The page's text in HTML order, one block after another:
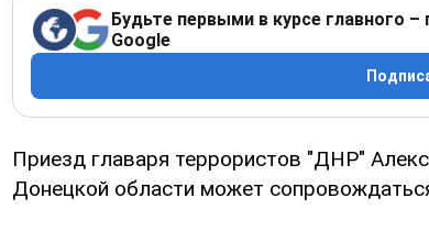
Будьте первыми в курсе главного
Google
Приезд главаря террористов "ДНР"
Донецкой области может